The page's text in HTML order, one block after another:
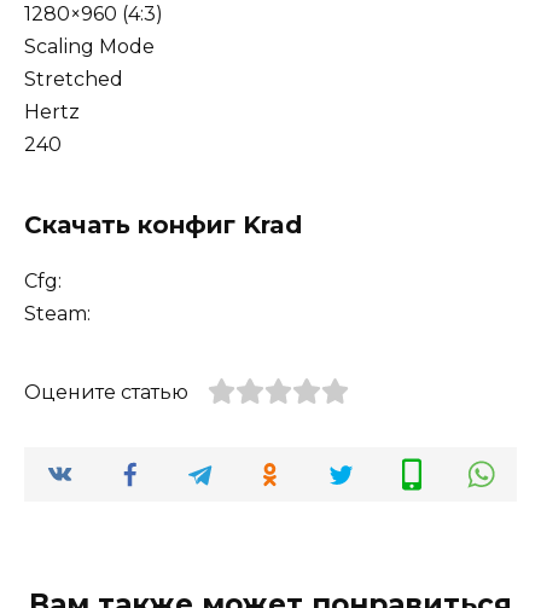
1280×960 (4:3)
Scaling Mode
Stretched
Hertz
240
Скачать конфиг Krad
Cfg:
Steam:
Оцените статью